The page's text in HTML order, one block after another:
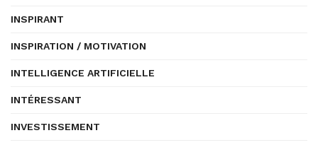
INSPIRANT
INSPIRATION / MOTIVATION
INTELLIGENCE ARTIFICIELLE
INTÉRESSANT
INVESTISSEMENT